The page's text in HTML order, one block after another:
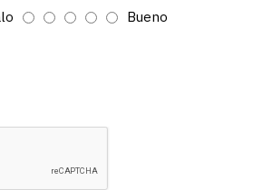
Bueno